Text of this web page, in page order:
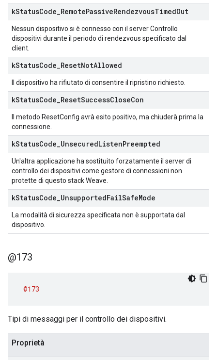
kStatusCode RemotePassiveRendezvousTimedOut
Nessun dispositivo si è connesso con il server Controllo
dispositivi durante il periodo di rendezvous specificato dal
client.
kStatusCode ResetNotAllowed
Il dispositivo ha rifiutato di consentire il ripristino richiesto.
kStatusCode ResetSuccessCloseCon
Il metodo ResetConfig avrà esito positivo, ma chiuderà prima la
connessione.
kStatusCode UnsecuredListenPreempted
Un'altra applicazione ha sostituito forzatamente il server di
controllo dei dispositivi come gestore di connessioni non
protette di questo stack Weave.
kStatusCode UnsupportedFailSafeMode
La modalità di sicurezza specificata non è supportata dal
dispositivo.
@173
@173
Tipi di messaggi per il controllo dei dispositivi.
Proprietà